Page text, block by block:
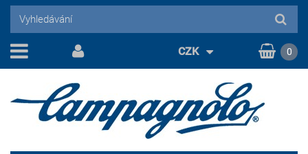
CZK 0